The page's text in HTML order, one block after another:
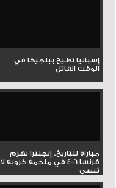
إسبانيا تطيح ببلجيكا في
الوقت القاتل
مباراة للتاريخ.. إنجلترا تهزم
فرنسا 6-4 في ملحمة كروية لا
تُنسى